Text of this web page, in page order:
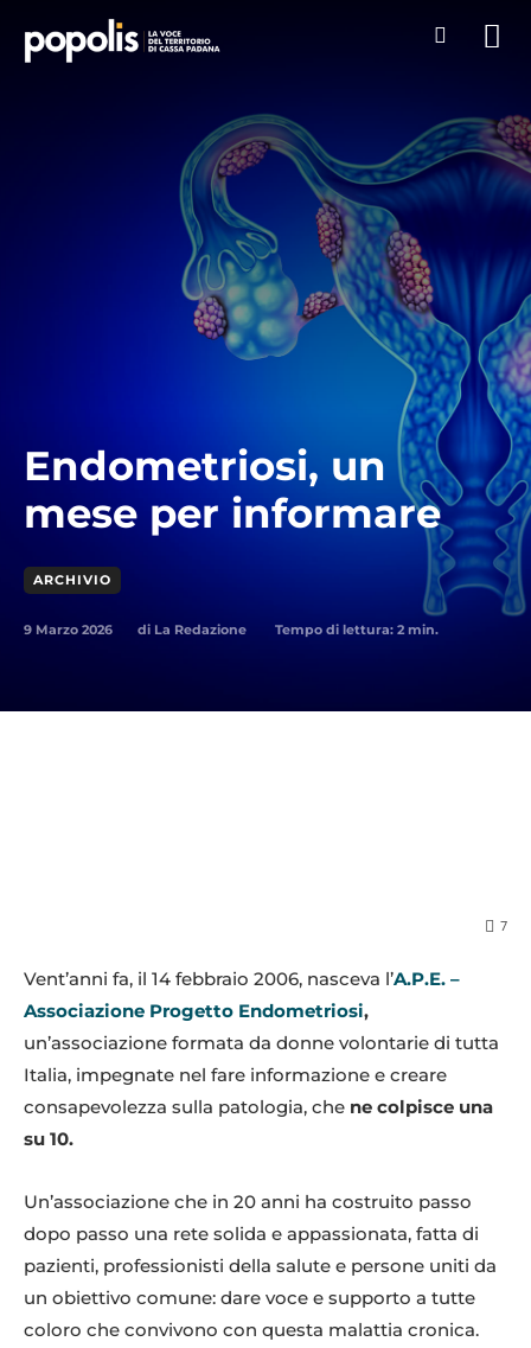
Endometriosi, un
mese per informare
ARCHIVIO
9 Marzo 2026 di La Redazione Tempo di lettura: 2min.
7
Vent’anni fa, il 14 febbraio 2006, nasceva l’A.P.E. –
Associazione Progetto Endometriosi,
un’associazione formata da donne volontarie di tutta
Italia, impegnate nel fare informazione e creare
consapevolezza sulla patologia, che ne colpisce una
su 10.
Un’associazione che in 20 anni ha costruito passo
dopo passo una rete solida e appassionata, fatta di
pazienti, professionisti della salute e persone uniti da
un obiettivo comune: dare voce e supporto a tutte
coloro che convivono con questa malattia cronica.